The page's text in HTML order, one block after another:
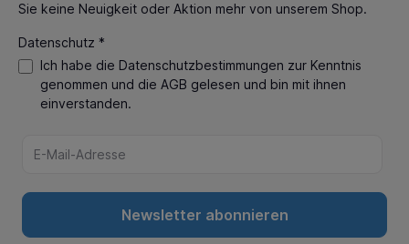
Sie keine Neuigkeit oder Aktion mehr von unserem Shop.
Datenschutz *
Ich habe die Datenschutzbestimmungen zur Kenntnis
genommen und die AGB gelesen und bin mit ihnen
einverstanden.
Newsletter abonnieren